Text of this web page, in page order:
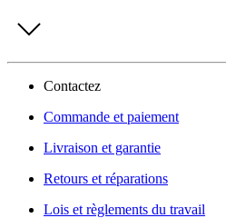
Contactez
Commande et paiement
Livraison et garantie
Retours et réparations
Lois et règlements du travail